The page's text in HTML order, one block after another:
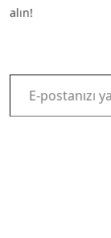
alın!
E-postanızı yazın…